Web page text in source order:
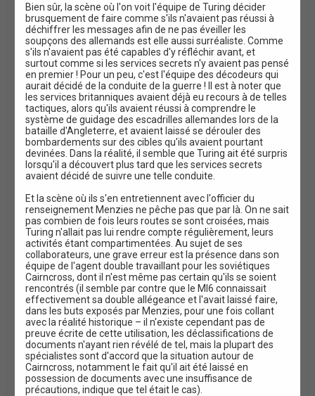
Bien sûr, la scène où l'on voit l'équipe de Turing décider
brusquement de faire comme s'ils n'avaient pas réussi à
déchiffrer les messages afin de ne pas éveiller les
soupçons des allemands est elle aussi surréaliste. Comme
s'ils n'avaient pas été capables d'y réfléchir avant, et
surtout comme si les services secrets n'y avaient pas pensé
en premier ! Pour un peu, c'est l'équipe des décodeurs qui
aurait décidé de la conduite de la guerre ! Il est à noter que
les services britanniques avaient déjà eu recours à de telles
tactiques, alors qu'ils avaient réussi à comprendre le
système de guidage des escadrilles allemandes lors de la
bataille d'Angleterre, et avaient laissé se dérouler des
bombardements sur des cibles qu'ils avaient pourtant
devinées. Dans la réalité, il semble que Turing ait été surpris
lorsqu'il a découvert plus tard que les services secrets
avaient décidé de suivre une telle conduite.
Et la scène où ils s'en entretiennent avec l'officier du
renseignement Menzies ne pêche pas que par là. On ne sait
pas combien de fois leurs routes se sont croisées, mais
Turing n'allait pas lui rendre compte régulièrement, leurs
activités étant compartimentées. Au sujet de ses
collaborateurs, une grave erreur est la présence dans son
équipe de l'agent double travaillant pour les soviétiques
Cairncross, dont il n'est même pas certain qu'ils se soient
rencontrés (il semble par contre que le MI6 connaissait
effectivement sa double allégeance et l'avait laissé faire,
dans les buts exposés par Menzies, pour une fois collant
avec la réalité historique – il n'existe cependant pas de
preuve écrite de cette utilisation, les déclassifications de
documents n'ayant rien révélé de tel, mais la plupart des
spécialistes sont d'accord que la situation autour de
Cairncross, notamment le fait qu'il ait été laissé en
possession de documents avec une insuffisance de
précautions, indique que tel était le cas).